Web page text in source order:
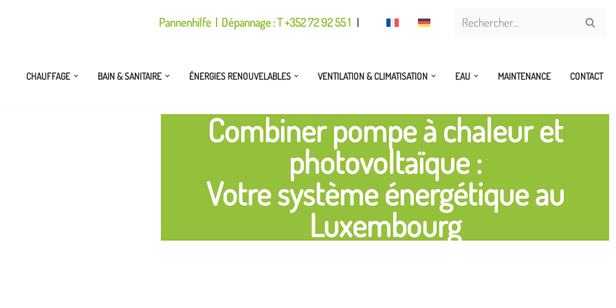
Pannenhilfe | Dépannage : T +352 72 92 55 1 |
CHAUFFAGE BAIN & SANITAIRE ÉNERGIES RENOUVELABLES VENTILATION & CLIMATISATION EAU MAINTENANCE CONTACT
Combiner pompe à chaleur et
photovoltaïque :
Votre système énergétique au
Luxembourg